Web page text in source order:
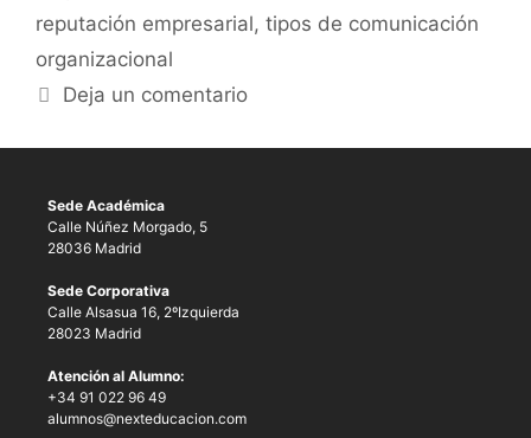
reputación empresarial, tipos de comunicación
organizacional
Deja un comentario
Sede Académica
Calle Núñez Morgado, 5
28036 Madrid
Sede Corporativa
Calle Alsasua 16, 2ºIzquierda
28023 Madrid
Atención al Alumno:
+34 91 022 96 49
alumnos@nexteducacion.com